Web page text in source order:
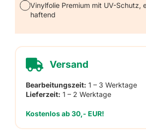
Vinylfolie Premium mit UV-Schutz,
haftend
Versand
Bearbeitungszeit: 1 – 3 Werktage
Lieferzeit: 1 – 2 Werktage
Kostenlos ab 30,- EUR!